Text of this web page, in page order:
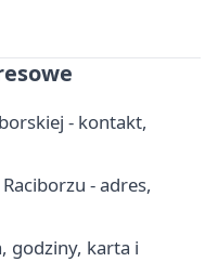
- kontakt,
- adres,
godziny, karta i